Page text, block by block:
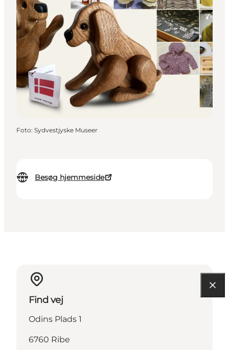
Besøg hjemmeside
Foto: Sydvestjyske Museer
Find vej
Odins Plads 1
6760 Ribe